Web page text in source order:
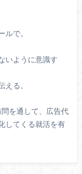
ルで。
いように意識す
える。
を通して、広告代
してくる就活を有